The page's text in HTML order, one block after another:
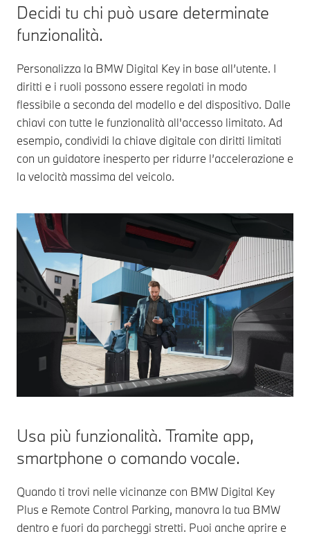
Decidi tu chi può usare determinate
funzionalità.
Personalizza la BMW Digital Key in base all’utente. I
diritti e i ruoli possono essere regolati in modo
flessibile a seconda del modello e del dispositivo. Dalle
chiavi con tutte le funzionalità all'accesso limitato. Ad
esempio, condividi la chiave digitale con diritti limitati
con un guidatore inesperto per ridurre l’accelerazione e
la velocità massima del veicolo.
Usa più funzionalità. Tramite app,
smartphone o comando vocale.
Quando ti trovi nelle vicinanze con BMW Digital Key
Plus e Remote Control Parking, manovra la tua BMW
dentro e fuori da parcheggi stretti. Puoi anche aprire e